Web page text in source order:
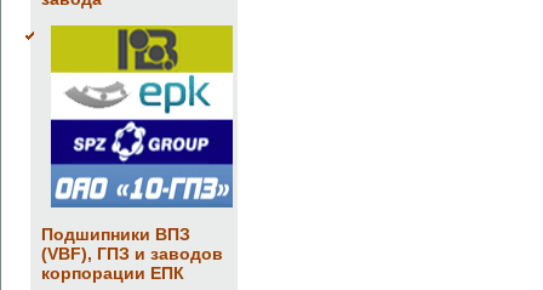
Подшипники ВПЗ
(VBF), ГПЗ и заводов
корпорации ЕПК